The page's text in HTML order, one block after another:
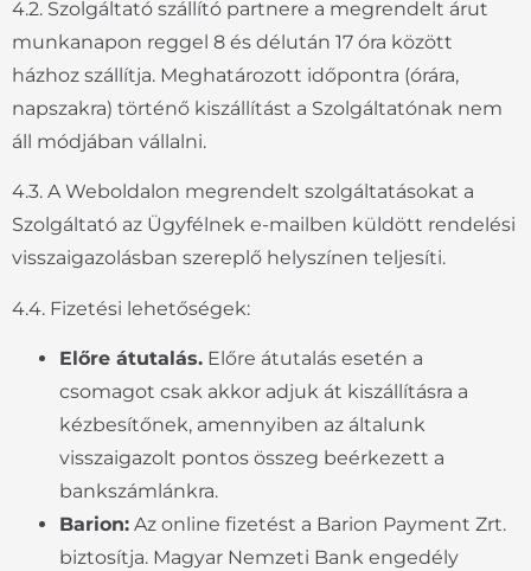
4.2. Szolgáltató szállító partnere a megrendelt árut
munkanapon reggel 8 és délután 17 óra között
házhoz szállítja. Meghatározott időpontra (órára,
napszakra) történő kiszállítást a Szolgáltatónak nem
áll módjában vállalni.
4.3. A Weboldalon megrendelt szolgáltatásokat a
Szolgáltató az Ügyfélnek e-mailben küldött rendelési
visszaigazolásban szereplő helyszínen teljesíti.
4.4. Fizetési lehetőségek:
Előre átutalás. Előre átutalás esetén a
csomagot csak akkor adjuk át kiszállításra a
kézbesítőnek, amennyiben az általunk
visszaigazolt pontos összeg beérkezett a
bankszámlánkra.
Barion: Az online fizetést a Barion Payment Zrt.
biztosítja. Magyar Nemzeti Bank engedély